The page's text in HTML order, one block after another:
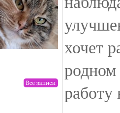
от drunktwi
хочет
родном